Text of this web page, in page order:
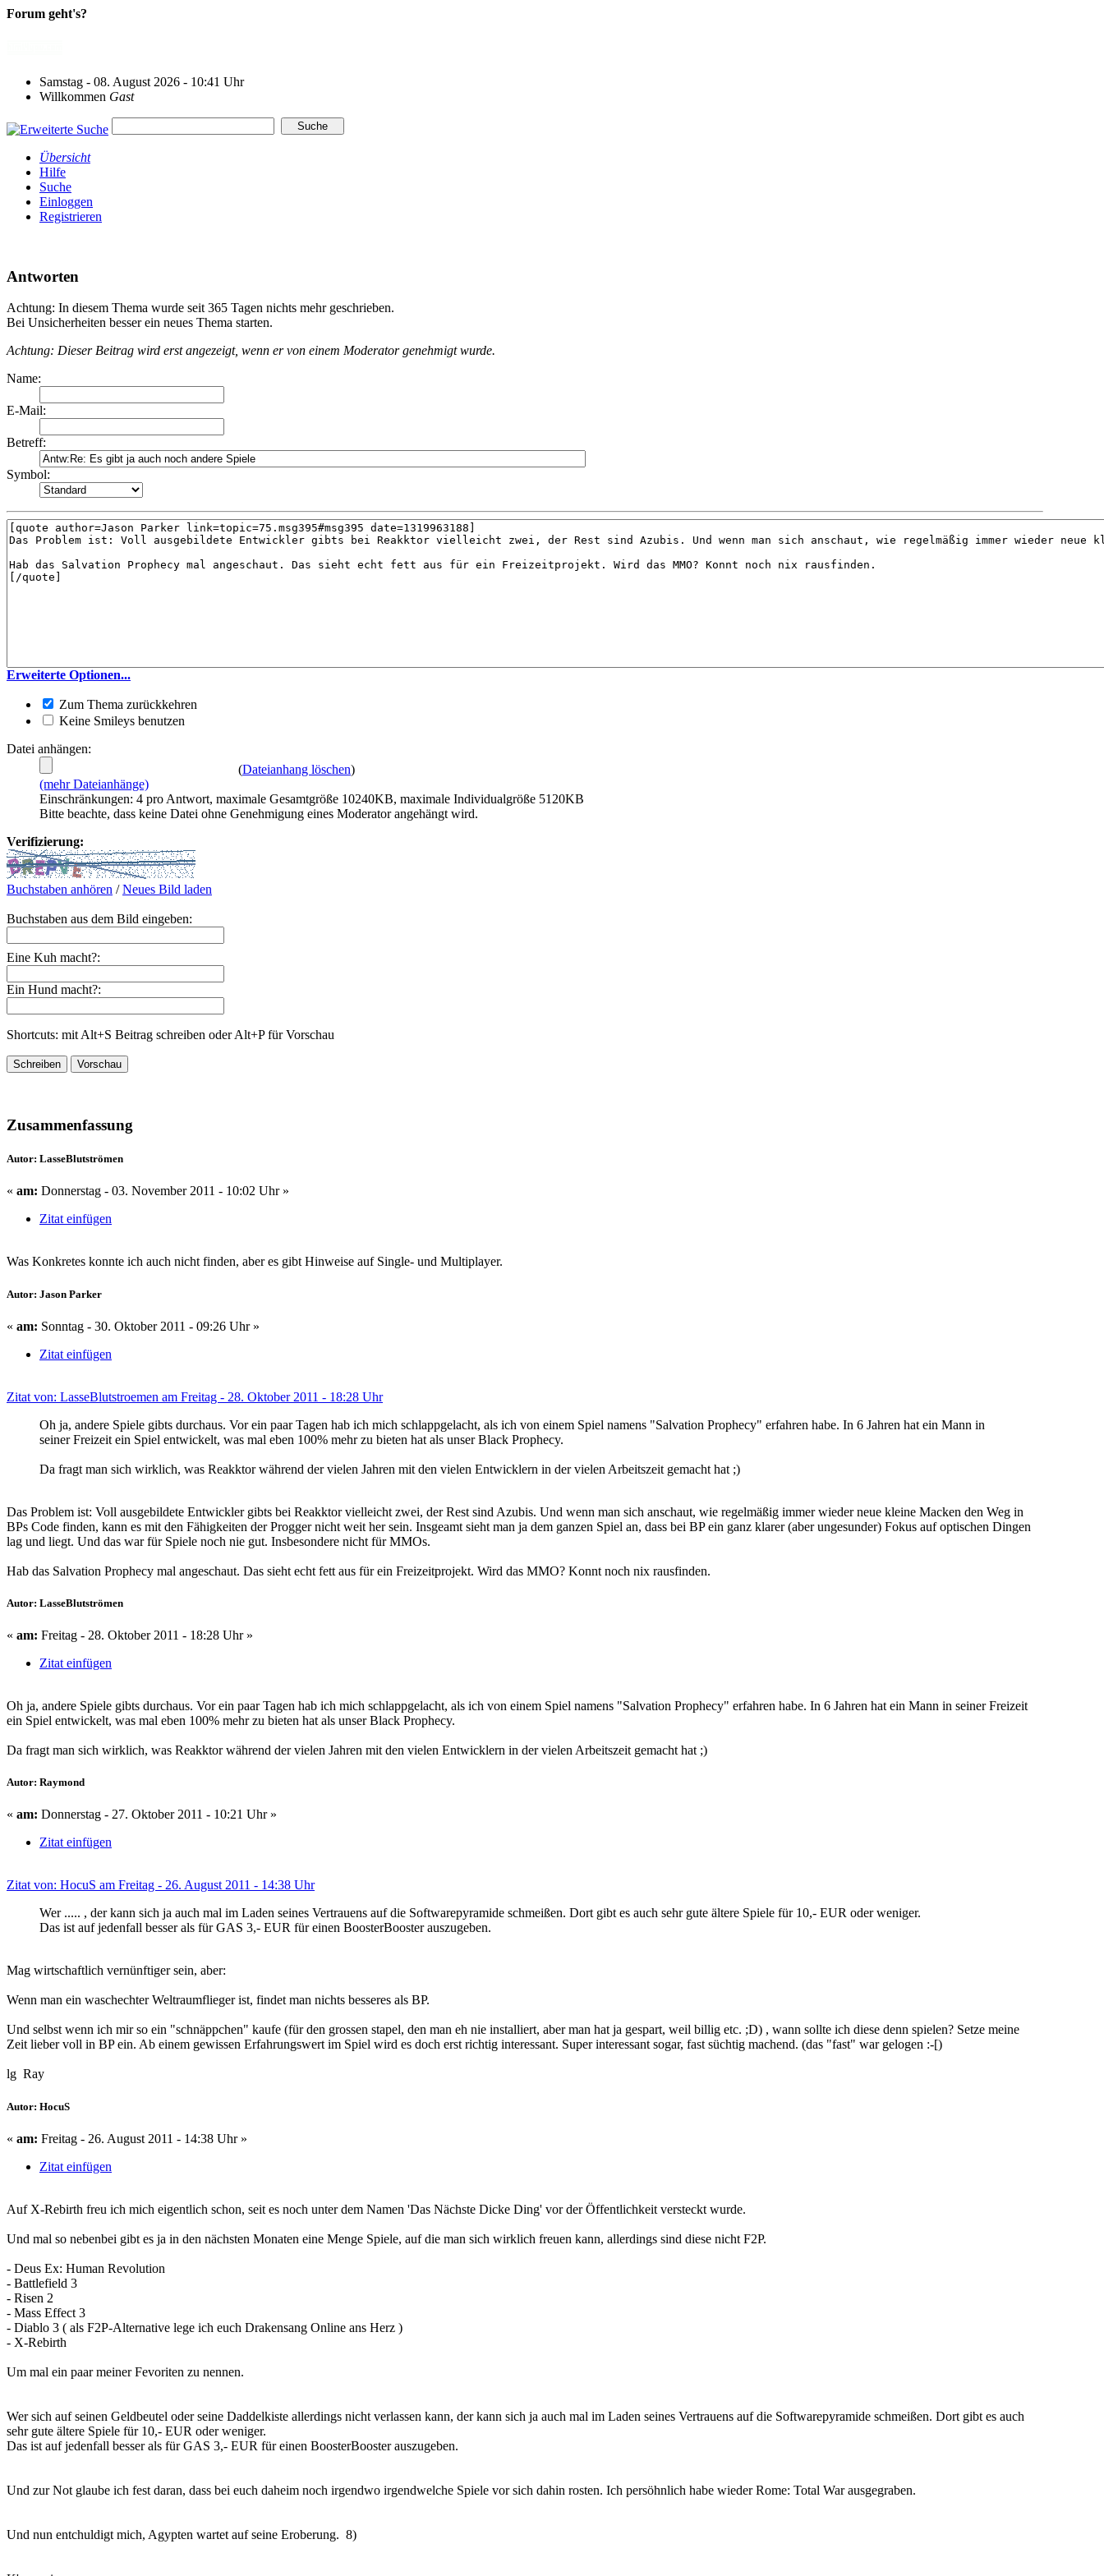
Forum geht's?
Samstag - 08. August 2026 - 10:41 Uhr
Willkommen Gast
Übersicht
Hilfe
Suche
Einloggen
Registrieren
Antworten
Achtung: In diesem Thema wurde seit 365 Tagen nichts mehr geschrieben.
Bei Unsicherheiten besser ein neues Thema starten.
Achtung: Dieser Beitrag wird erst angezeigt, wenn er von einem Moderator genehmigt wurde.
Name:
E-Mail:
Betreff:
Symbol:
Erweiterte Optionen...
Zum Thema zurückkehren
Keine Smileys benutzen
Datei anhängen:
(Dateianhang löschen)
(mehr Dateianhänge)
Einschränkungen: 4 pro Antwort, maximale Gesamtgröße 10240KB, maximale Individualgröße 5120KB
Bitte beachte, dass keine Datei ohne Genehmigung eines Moderator angehängt wird.
Verifizierung:
Buchstaben anhören /Neues Bild laden
Buchstaben aus dem Bild eingeben:
Eine Kuh macht?:
Ein Hund macht?:
Shortcuts: mit Alt+S Beitrag schreiben oder Alt+P für Vorschau
Zusammenfassung
Autor: LasseBlutströmen
« am: Donnerstag - 03. November 2011 - 10:02 Uhr »
Zitat einfügen
Was Konkretes konnte ich auch nicht finden, aber es gibt Hinweise auf Single- und Multiplayer.
Autor: Jason Parker
« am: Sonntag - 30. Oktober 2011 - 09:26 Uhr »
Zitat einfügen
Zitat von: LasseBlutstroemen am Freitag - 28. Oktober 2011 - 18:28 Uhr
Oh ja, andere Spiele gibts durchaus. Vor ein paar Tagen hab ich mich schlappgelacht, als ich von einem Spiel namens "Salvation Prophecy" erfahren habe. In 6 Jahren hat ein Mann in
seiner Freizeit ein Spiel entwickelt, was mal eben 100% mehr zu bieten hat als unser Black Prophecy.
Da fragt man sich wirklich, was Reakktor während der vielen Jahren mit den vielen Entwicklern in der vielen Arbeitszeit gemacht hat ;)
Das Problem ist: Voll ausgebildete Entwickler gibts bei Reakktor vielleicht zwei, der Rest sind Azubis. Und wenn man sich anschaut, wie regelmäßig immer wieder neue kleine Macken den Weg in
BPs Code finden, kann es mit den Fähigkeiten der Progger nicht weit her sein. Insgeamt sieht man ja dem ganzen Spiel an, dass bei BP ein ganz klarer (aber ungesunder) Fokus auf optischen Dingen
lag und liegt. Und das war für Spiele noch nie gut. Insbesondere nicht für MMOs.
Hab das Salvation Prophecy mal angeschaut. Das sieht echt fett aus für ein Freizeitprojekt. Wird das MMO? Konnt noch nix rausfinden.
Autor: LasseBlutströmen
« am: Freitag - 28. Oktober 2011 - 18:28 Uhr »
Zitat einfügen
Oh ja, andere Spiele gibts durchaus. Vor ein paar Tagen hab ich mich schlappgelacht, als ich von einem Spiel namens "Salvation Prophecy" erfahren habe. In 6 Jahren hat ein Mann in seiner Freizeit
ein Spiel entwickelt, was mal eben 100% mehr zu bieten hat als unser Black Prophecy.
Da fragt man sich wirklich, was Reakktor während der vielen Jahren mit den vielen Entwicklern in der vielen Arbeitszeit gemacht hat ;)
Autor: Raymond
« am: Donnerstag - 27. Oktober 2011 - 10:21 Uhr »
Zitat einfügen
Zitat von: HocuS am Freitag - 26. August 2011 - 14:38 Uhr
Wer ..... , der kann sich ja auch mal im Laden seines Vertrauens auf die Softwarepyramide schmeißen. Dort gibt es auch sehr gute ältere Spiele für 10,- EUR oder weniger.
Das ist auf jedenfall besser als für GAS 3,- EUR für einen BoosterBooster auszugeben.
Mag wirtschaftlich vernünftiger sein, aber:
Wenn man ein waschechter Weltraumflieger ist, findet man nichts besseres als BP.
Und selbst wenn ich mir so ein "schnäppchen" kaufe (für den grossen stapel, den man eh nie installiert, aber man hat ja gespart, weil billig etc. ;D) , wann sollte ich diese denn spielen? Setze meine
Zeit lieber voll in BP ein. Ab einem gewissen Erfahrungswert im Spiel wird es doch erst richtig interessant. Super interessant sogar, fast süchtig machend. (das "fast" war gelogen :-[)
lg Ray
Autor: HocuS
« am: Freitag - 26. August 2011 - 14:38 Uhr »
Zitat einfügen
Auf X-Rebirth freu ich mich eigentlich schon, seit es noch unter dem Namen 'Das Nächste Dicke Ding' vor der Öffentlichkeit versteckt wurde.
Und mal so nebenbei gibt es ja in den nächsten Monaten eine Menge Spiele, auf die man sich wirklich freuen kann, allerdings sind diese nicht F2P.
- Deus Ex: Human Revolution
- Battlefield 3
- Risen 2
- Mass Effect 3
- Diablo 3 ( als F2P-Alternative lege ich euch Drakensang Online ans Herz )
- X-Rebirth
Um mal ein paar meiner Fevoriten zu nennen.
Wer sich auf seinen Geldbeutel oder seine Daddelkiste allerdings nicht verlassen kann, der kann sich ja auch mal im Laden seines Vertrauens auf die Softwarepyramide schmeißen. Dort gibt es auch
sehr gute ältere Spiele für 10,- EUR oder weniger.
Das ist auf jedenfall besser als für GAS 3,- EUR für einen BoosterBooster auszugeben.
Und zur Not glaube ich fest daran, dass bei euch daheim noch irgendwo irgendwelche Spiele vor sich dahin rosten. Ich persöhnlich habe wieder Rome: Total War ausgegraben.
Und nun entchuldigt mich, Agypten wartet auf seine Eroberung. 8)